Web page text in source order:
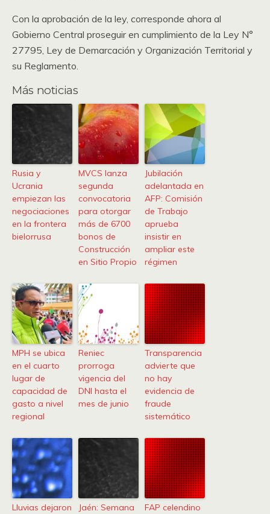
Con la aprobación de la ley, corresponde ahora al
Gobierno Central proseguir en cumplimiento de la Ley N°
27795, Ley de Demarcación y Organización Territorial y
su Reglamento.
Más noticias
Rusia y
Ucrania
empiezan las
negociaciones
en la frontera
bielorrusa
MVCS lanza
segunda
convocatoria
para otorgar
más de 6700
bonos de
Construcción
en Sitio Propio
Jubilación
adelantada en
AFP: Comisión
de Trabajo
aprueba
insistir en
ampliar este
régimen
MPH se ubica
en el cuarto
lugar de
capacidad de
gasto a nivel
regional
Reniec
prorroga
vigencia del
DNI hasta el
mes de junio
Transparencia
advierte que
no hay
evidencia de
fraude
sistemático
Lluvias dejaron
Jaén: Semana
FAP celendino